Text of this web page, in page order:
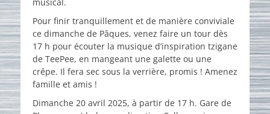
Pour finir tranquillement et de manière conviviale
ce dimanche de Pâques, venez faire un tour dès
17 h pour écouter la musique d’inspiration tzigane
de TeePee, en mangeant une galette ou une
crêpe. Il fera sec sous la verrière, promis ! Amenez
famille et amis !
Dimanche 20 avril 2025, à partir de 17 h. Gare de